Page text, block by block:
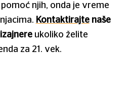
njih, onda je vreme
Kontaktirajtenaše
ukoliko želite
za 21. vek.